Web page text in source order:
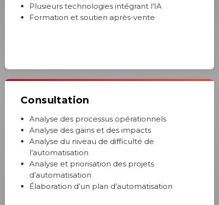
Plusieurs technologies intégrant l’IA
Formation et soutien après-vente
Consultation
Analyse des processus opérationnels
Analyse des gains et des impacts
Analyse du niveau de difficulté de
l’automatisation
Analyse et priorisation des projets
d’automatisation
Élaboration d’un plan d’automatisation